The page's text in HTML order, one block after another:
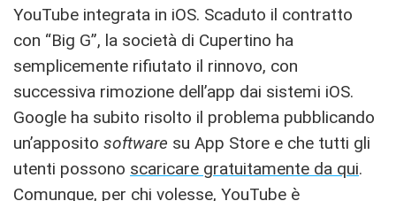
YouTube integrata in iOS. Scaduto il contratto
con “Big G”, la società di Cupertino ha
semplicemente rifiutato il rinnovo, con
successiva rimozione dell’app dai sistemi iOS.
Google ha subito risolto il problema pubblicando
un’apposito software su App Store e che tutti gli
utenti possono scaricare gratuitamente da qui.
Comunque, per chi volesse, YouTube è